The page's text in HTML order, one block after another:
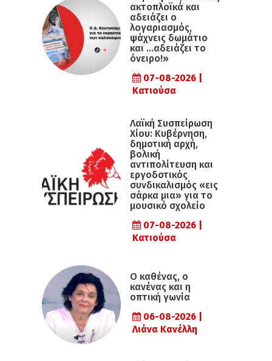
ακτοπλοϊκά και
αδειάζει ο
λογαριασμός,
ψάχνεις δωμάτιο
και …αδειάζει το
όνειρο!»
07-08-2026 |
Κατιούσα
Λαϊκή Συσπείρωση
Χίου: Κυβέρνηση,
δημοτική αρχή,
βολική
αντιπολίτευση και
εργοδοτικός
συνδικαλισμός «εις
σάρκα μια» για το
μουσικό σχολείο
07-08-2026 |
Κατιούσα
Ο καθένας, ο
κανένας και η
οπτική γωνία
06-08-2026 |
Λιάνα Κανέλλη